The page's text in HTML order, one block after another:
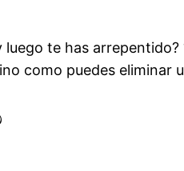
te has
como puedes eliminar